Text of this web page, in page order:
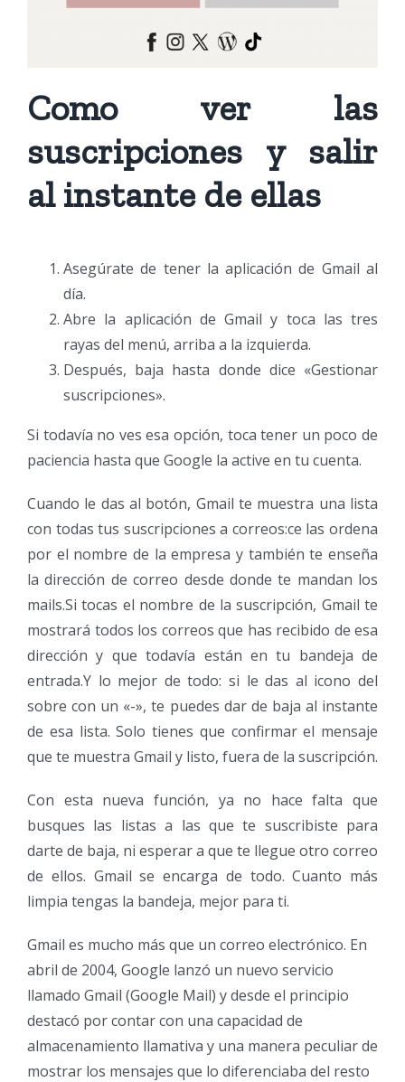
Como ver las
suscripciones y salir
al instante de ellas
Asegúrate de tener la aplicación de Gmail al
día.
Abre la aplicación de Gmail y toca las tres
rayas del menú, arriba a la izquierda.
Después, baja hasta donde dice «Gestionar
suscripciones».
Si todavía no ves esa opción, toca tener un poco de
paciencia hasta que Google la active en tu cuenta.
Cuando le das al botón, Gmail te muestra una lista
con todas tus suscripciones a correos:ce las ordena
por el nombre de la empresa y también te enseña
la dirección de correo desde donde te mandan los
mails.Si tocas el nombre de la suscripción, Gmail te
mostrará todos los correos que has recibido de esa
dirección y que todavía están en tu bandeja de
entrada.Y lo mejor de todo: si le das al icono del
sobre con un «-», te puedes dar de baja al instante
de esa lista. Solo tienes que confirmar el mensaje
que te muestra Gmail y listo, fuera de la suscripción.
Con esta nueva función, ya no hace falta que
busques las listas a las que te suscribiste para
darte de baja, ni esperar a que te llegue otro correo
de ellos. Gmail se encarga de todo. Cuanto más
limpia tengas la bandeja, mejor para ti.
Gmail es mucho más que un correo electrónico. En
abril de 2004, Google lanzó un nuevo servicio
llamado Gmail (Google Mail) y desde el principio
destacó por contar con una capacidad de
almacenamiento llamativa y una manera peculiar de
mostrar los mensajes que lo diferenciaba del resto